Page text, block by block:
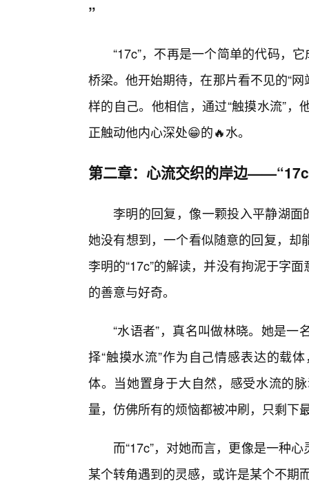
”
“17c”，不再是一个简单的代码，
桥梁。他开始期待，在那片看不见的“
样的自己。他相信，通过“触摸水流”
正触动他内心深处😁的🔥水。
第二章：心流交织的岸边
李明的回复，像一颗投入平静湖面
她没有想到，一个看似随意的回复，
李明的“17c”的解读，并没有拘泥于字
的善意与好奇。
“水语者”，真名叫做林晓。她是
择“触摸水流”作为自己情感表达的载
体。当她置身于大自然，感受水流的
量，仿佛所有的烦恼都被冲刷，只剩下
而“17c”，对她而言，更像是一种
某个转角遇到的灵感，或许是某个不期